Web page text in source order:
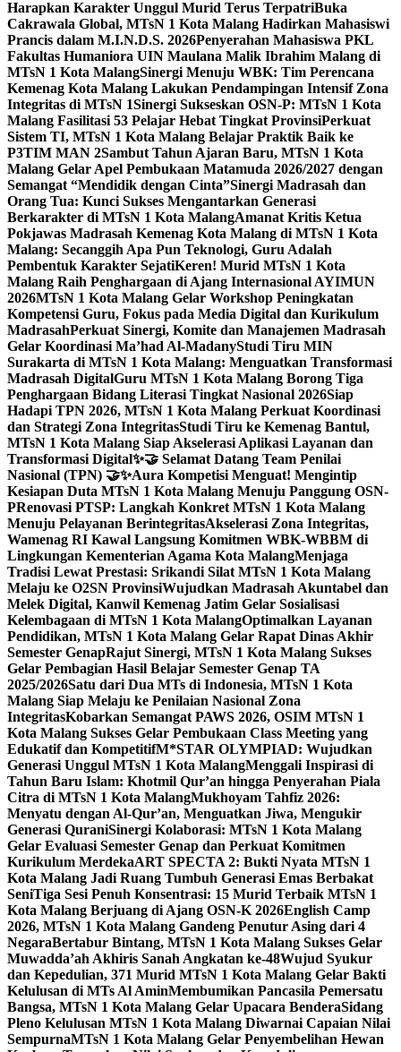
Harapkan Karakter Unggul Murid Terus TerpatriBuka
Cakrawala Global, MTsN 1 Kota Malang Hadirkan Mahasiswi
Prancis dalam M.I.N.D.S. 2026Penyerahan Mahasiswa PKL
Fakultas Humaniora UIN Maulana Malik Ibrahim Malang di
MTsN 1 Kota MalangSinergi Menuju WBK: Tim Perencana
Kemenag Kota Malang Lakukan Pendampingan Intensif Zona
Integritas di MTsN 1Sinergi Sukseskan OSN-P: MTsN 1 Kota
Malang Fasilitasi 53 Pelajar Hebat Tingkat ProvinsiPerkuat
Sistem TI, MTsN 1 Kota Malang Belajar Praktik Baik ke
P3TIM MAN 2Sambut Tahun Ajaran Baru, MTsN 1 Kota
Malang Gelar Apel Pembukaan Matamuda 2026/2027 dengan
Semangat “Mendidik dengan Cinta”Sinergi Madrasah dan
Orang Tua: Kunci Sukses Mengantarkan Generasi
Berkarakter di MTsN 1 Kota MalangAmanat Kritis Ketua
Pokjawas Madrasah Kemenag Kota Malang di MTsN 1 Kota
Malang: Secanggih Apa Pun Teknologi, Guru Adalah
Pembentuk Karakter SejatiKeren! Murid MTsN 1 Kota
Malang Raih Penghargaan di Ajang Internasional AYIMUN
2026MTsN 1 Kota Malang Gelar Workshop Peningkatan
Kompetensi Guru, Fokus pada Media Digital dan Kurikulum
MadrasahPerkuat Sinergi, Komite dan Manajemen Madrasah
Gelar Koordinasi Ma’had Al-MadanyStudi Tiru MIN
Surakarta di MTsN 1 Kota Malang: Menguatkan Transformasi
Madrasah DigitalGuru MTsN 1 Kota Malang Borong Tiga
Penghargaan Bidang Literasi Tingkat Nasional 2026Siap
Hadapi TPN 2026, MTsN 1 Kota Malang Perkuat Koordinasi
dan Strategi Zona IntegritasStudi Tiru ke Kemenag Bantul,
MTsN 1 Kota Malang Siap Akselerasi Aplikasi Layanan dan
Transformasi Digital✨🤝 Selamat Datang Team Penilai
Nasional (TPN) 🤝✨Aura Kompetisi Menguat! Mengintip
Kesiapan Duta MTsN 1 Kota Malang Menuju Panggung OSN-
PRenovasi PTSP: Langkah Konkret MTsN 1 Kota Malang
Menuju Pelayanan BerintegritasAkselerasi Zona Integritas,
Wamenag RI Kawal Langsung Komitmen WBK-WBBM di
Lingkungan Kementerian Agama Kota MalangMenjaga
Tradisi Lewat Prestasi: Srikandi Silat MTsN 1 Kota Malang
Melaju ke O2SN ProvinsiWujudkan Madrasah Akuntabel dan
Melek Digital, Kanwil Kemenag Jatim Gelar Sosialisasi
Kelembagaan di MTsN 1 Kota MalangOptimalkan Layanan
Pendidikan, MTsN 1 Kota Malang Gelar Rapat Dinas Akhir
Semester GenapRajut Sinergi, MTsN 1 Kota Malang Sukses
Gelar Pembagian Hasil Belajar Semester Genap TA
2025/2026Satu dari Dua MTs di Indonesia, MTsN 1 Kota
Malang Siap Melaju ke Penilaian Nasional Zona
IntegritasKobarkan Semangat PAWS 2026, OSIM MTsN 1
Kota Malang Sukses Gelar Pembukaan Class Meeting yang
Edukatif dan KompetitifM*STAR OLYMPIAD: Wujudkan
Generasi Unggul MTsN 1 Kota MalangMenggali Inspirasi di
Tahun Baru Islam: Khotmil Qur’an hingga Penyerahan Piala
Citra di MTsN 1 Kota MalangMukhoyam Tahfiz 2026:
Menyatu dengan Al-Qur’an, Menguatkan Jiwa, Mengukir
Generasi QuraniSinergi Kolaborasi: MTsN 1 Kota Malang
Gelar Evaluasi Semester Genap dan Perkuat Komitmen
Kurikulum MerdekaART SPECTA 2: Bukti Nyata MTsN 1
Kota Malang Jadi Ruang Tumbuh Generasi Emas Berbakat
SeniTiga Sesi Penuh Konsentrasi: 15 Murid Terbaik MTsN 1
Kota Malang Berjuang di Ajang OSN-K 2026English Camp
2026, MTsN 1 Kota Malang Gandeng Penutur Asing dari 4
NegaraBertabur Bintang, MTsN 1 Kota Malang Sukses Gelar
Muwadda’ah Akhiris Sanah Angkatan ke-48Wujud Syukur
dan Kepedulian, 371 Murid MTsN 1 Kota Malang Gelar Bakti
Kelulusan di MTs Al AminMembumikan Pancasila Pemersatu
Bangsa, MTsN 1 Kota Malang Gelar Upacara BenderaSidang
Pleno Kelulusan MTsN 1 Kota Malang Diwarnai Capaian Nilai
SempurnaMTsN 1 Kota Malang Gelar Penyembelihan Hewan